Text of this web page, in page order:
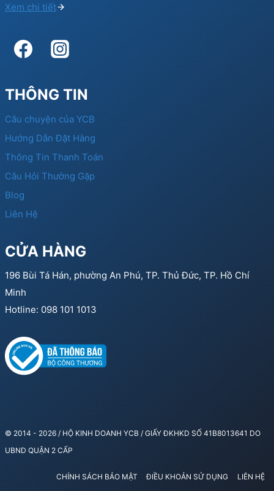
Xem chi tiết
THÔNG TIN
Câu chuyện của YCB
Hướng Dẫn Đặt Hàng
Thông Tin Thanh Toán
Câu Hỏi Thường Gặp
Blog
Liên Hệ
CỬA HÀNG
196 Bùi Tá Hán, phường An Phú, TP. Thủ Đức, TP. Hồ Chí
Minh
Hotline: 098 101 1013
© 2014 - 2026 / HỘ KINH DOANH YCB / GIẤY ĐKHKD SỐ 41B8013641 DO
UBND QUẬN 2 CẤP
CHÍNH SÁCH BẢO MẬT ĐIỀU KHOẢN SỬ DỤNG LIÊN HỆ